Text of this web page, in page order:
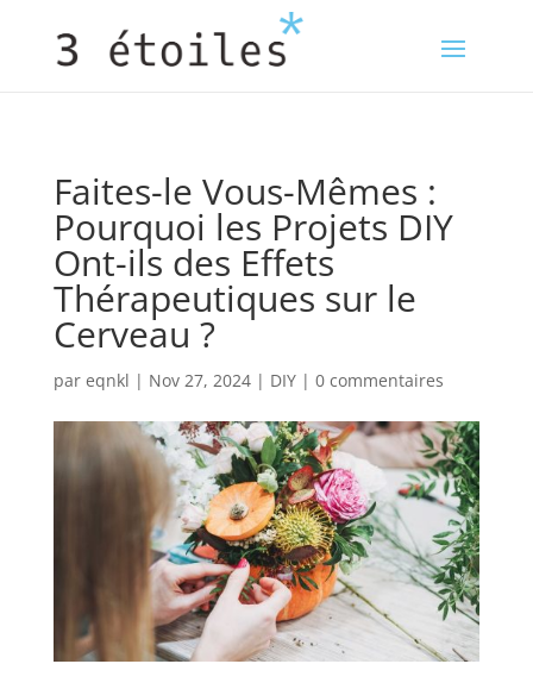
Faites-le Vous-Mêmes :
Pourquoi les Projets DIY
Ont-ils des Effets
Thérapeutiques sur le
Cerveau ?
par eqnkl | Nov 27, 2024| DIY| 0 commentaires